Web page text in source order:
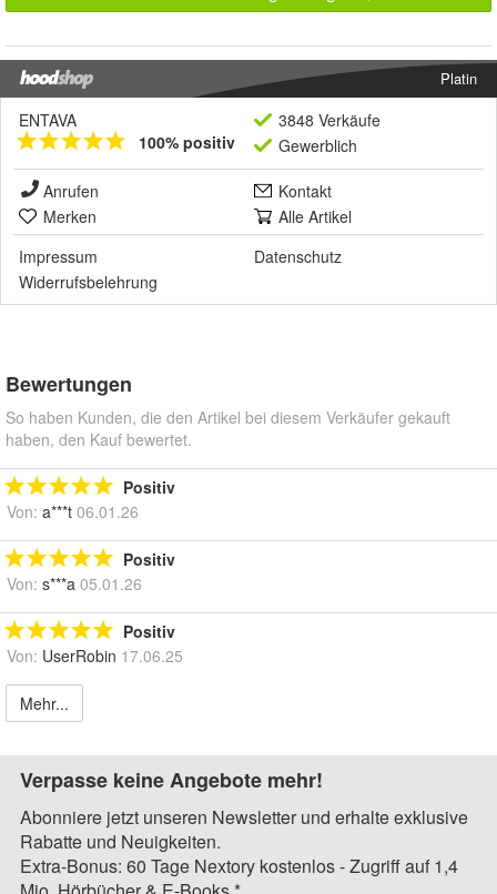
Platin
ENTAVA
100% positiv
3848 Verkäufe
Gewerblich
Anrufen
Kontakt
Merken
Alle Artikel
Impressum
Datenschutz
Widerrufsbelehrung
Bewertungen
So haben Kunden, die den Artikel bei diesem Verkäufer gekauft
haben, den Kauf bewertet.
Positiv
Von: a***t 06.01.26
Positiv
Von: s***a 05.01.26
Positiv
Von: UserRobin 17.06.25
Mehr...
Verpasse keine Angebote mehr!
Abonniere jetzt unseren Newsletter und erhalte exklusive
Rabatte und Neuigkeiten.
Extra-Bonus: 60 Tage Nextory kostenlos - Zugriff auf 1,4